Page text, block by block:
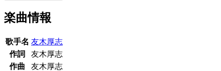
楽曲情報
歌手名 友木厚志
作詞
友木厚志
作曲
友木厚志